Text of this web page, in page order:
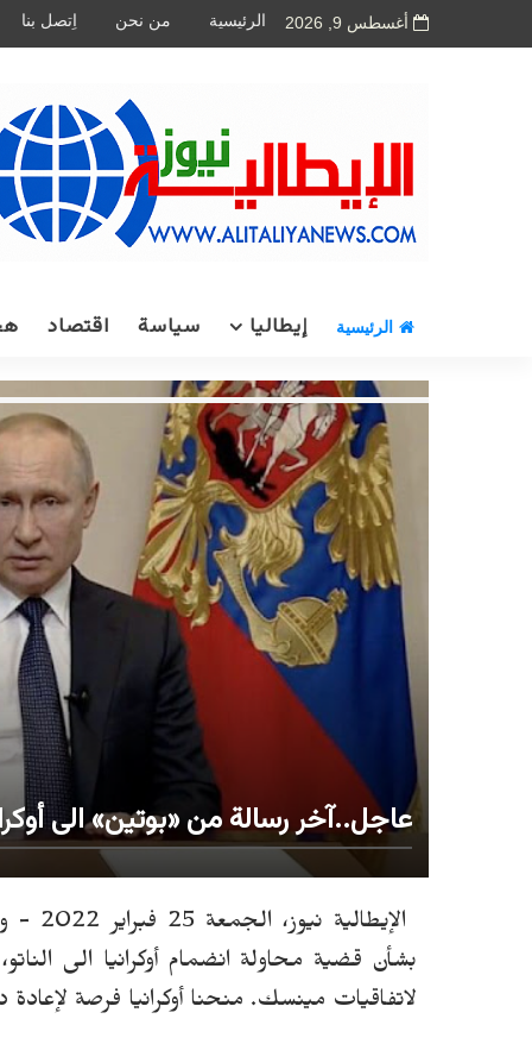
أغسطس 9, 2026 الرئيسية من نحن اِتصل بنا
الرئيسية إيطاليا سياسة اقتصاد
عاجل..آخر رسالة من «بوتين» الى
الإيطالية نيوز، الجمعة 25 فبراير 2022 - وجّه الرئيس الروسي
بشأن قضية محاولة انضمام أوكرانيا الى
لاتفاقيات مينسك. منحنا أوكرانيا فرصة